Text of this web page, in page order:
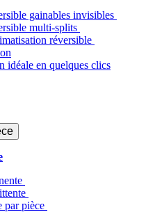
gainables invisibles
multi-splits
réversible
idéale en quelques clics
par pièce